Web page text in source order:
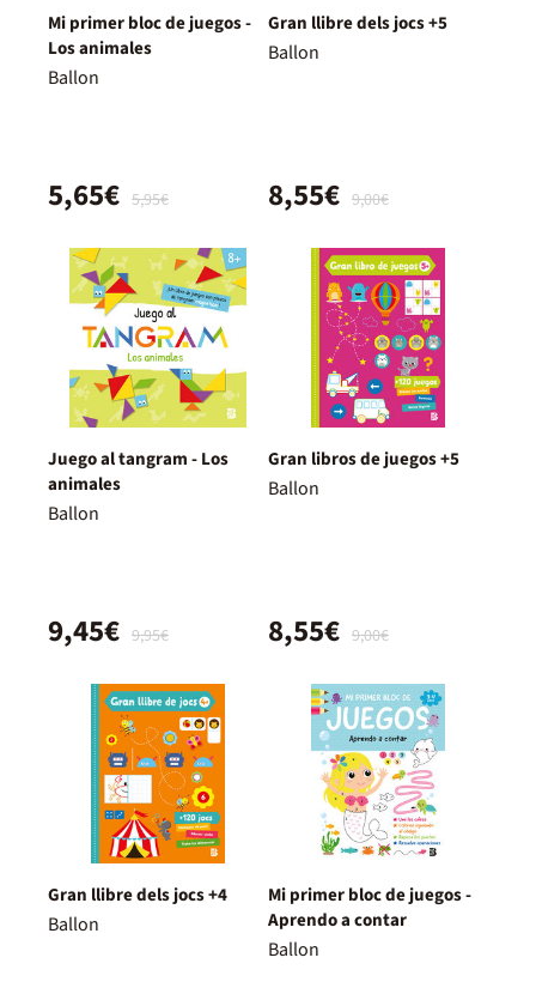
Mi primer bloc de juegos -
Los animales
Ballon
5,95€
5,65€
Gran llibre dels jocs +5
Ballon
9,00€
8,55€
Juego al tangram - Los
animales
Ballon
9,95€
9,45€
Gran libros de juegos +5
Ballon
9,00€
8,55€
Gran llibre dels jocs +4
Ballon
Mi primer bloc de juegos -
Aprendo a contar
Ballon